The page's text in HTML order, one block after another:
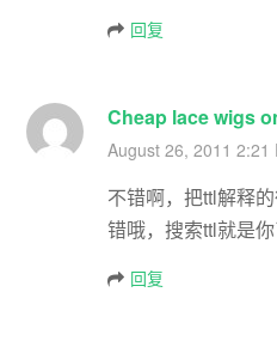
回复
Cheap lace wigs
August 26, 2011 2:21
不错啊，把ttl解释
错哦，搜索ttl就是
回复